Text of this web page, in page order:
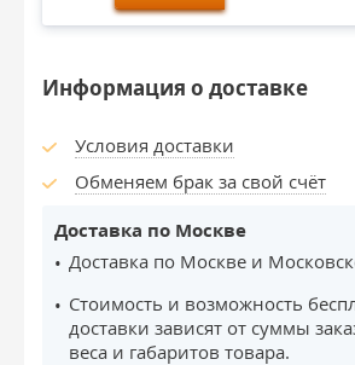
Информация о доставке
Условия доставки
Обменяем брак за свой счёт
Доставка по Москве
Доставка по Москве и
Стоимость и возможность
доставки зависят от суммы
веса и габаритов товара.